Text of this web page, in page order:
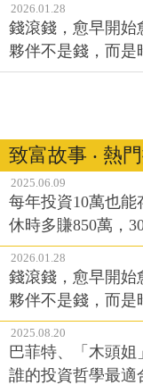
2026.01.28
錢滾錢，愈早開始
夥伴不是錢，而是
致富故事 ‧ 熱
2025.06.09
每年投資10萬也
休時多賺850萬，
2026.01.28
錢滾錢，愈早開始
夥伴不是錢，而是
2025.08.20
巴菲特、「木頭姐
誰的投資哲學最適